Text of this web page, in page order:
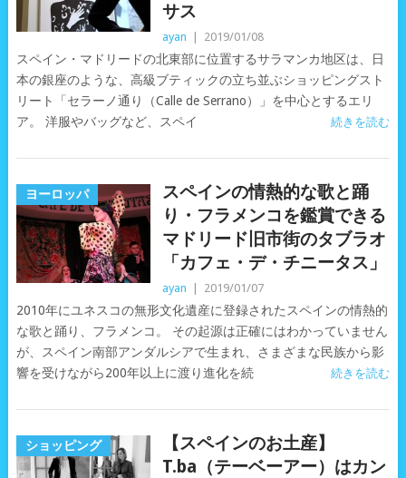
サス
ayan 2019/01/08
スペイン・マドリードの北東部に位置するサラマンカ地区は、日
本の銀座のような、高級ブティックの立ち並ぶショッピングスト
リート「セラーノ通り（Calle de Serrano）」を中心とするエリ
ア。 洋服やバッグなど、スペイ
続きを読む
ヨーロッパ
スペインの情熱的な歌と踊
り・フラメンコを鑑賞できる
マドリード旧市街のタブラオ
「カフェ・デ・チニータス」
ayan 2019/01/07
2010年にユネスコの無形文化遺産に登録されたスペインの情熱的
な歌と踊り、フラメンコ。 その起源は正確にはわかっていません
が、スペイン南部アンダルシアで生まれ、さまざまな民族から影
響を受けながら200年以上に渡り進化を続
続きを読む
ショッピング
【スペインのお土産】
T.ba（テーベーアー）はカン